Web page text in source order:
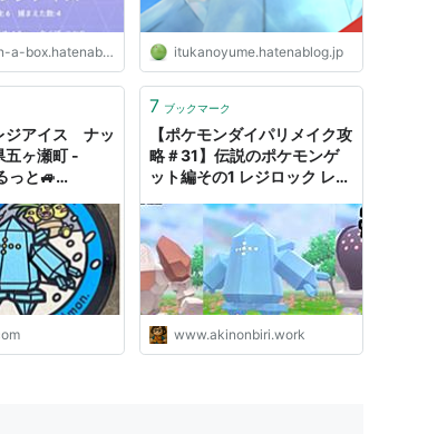
box.hatenablog.jp itukanoyume.hatenablog.jp
ジアイス ナッ
五ヶ瀬町 -
っと🚙
7 ブックマーク
【ポケモンダイパリメイク攻
略＃31】伝説のポケモンゲ
ット編その1 レジロック レジ
【クリア後探索編】 - あきの
のんびりゲームブログ
www.akinonbiri.work